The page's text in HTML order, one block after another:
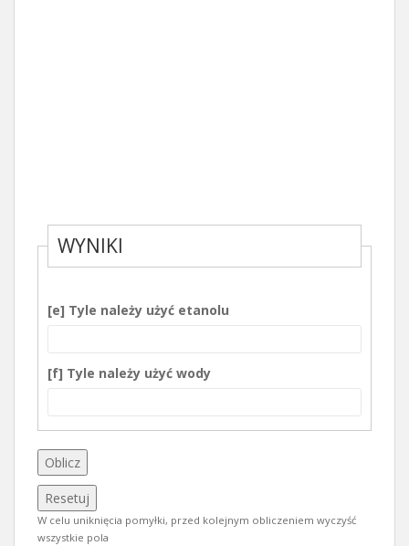
WYNIKI
[e] Tyle należy użyć etanolu
[f] Tyle należy użyć wody
W celu uniknięcia pomyłki, przed kolejnym obliczeniem wyczyść
wszystkie pola